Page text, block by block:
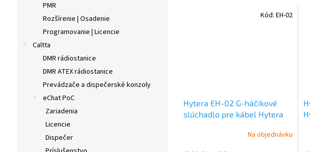
PMR
Rozšírenie | Osadenie
Programovanie | Licencie
Caltta
DMR rádiostanice
DMR ATEX rádiostanice
Prevádzače a dispečerské konzoly
eChat PoC
Zariadenia
Licencie
Dispečer
Hytera EH-02 G-háčikové
slúchadlo pre kábel Hytera
Na objednávku
Kód:EH-02